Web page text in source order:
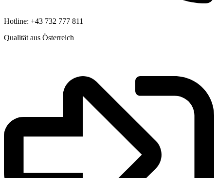
Hotline: +43 732 777 811
Qualität aus Österreich